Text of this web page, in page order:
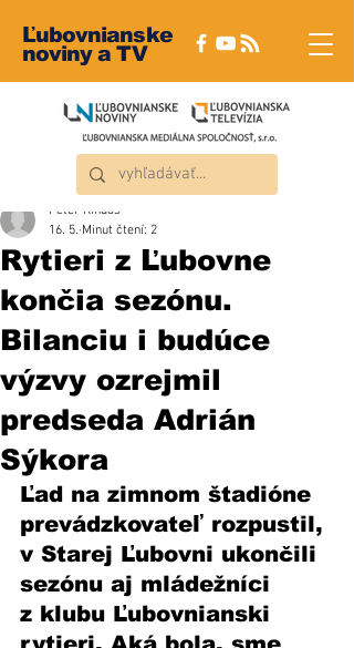
Ľubovnianske
noviny a TV
Rytieri z Ľubovne
končia sezónu.
Bilanciu i budúce
výzvy ozrejmil
predseda Adrián
Sýkora
Peter Rindoš
16. 5. Minut čtení: 2
Ľad na zimnom štadióne
prevádzkovateľ rozpustil,
v Starej Ľubovni ukončili
sezónu aj mládežníci
z klubu Ľubovnianski